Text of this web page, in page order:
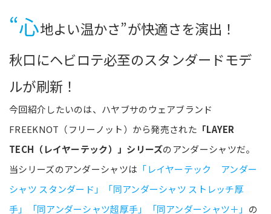
“心地よい温かさ”が快適さを演出！
秋口にヘビロテ必至のスタンダードモデ
ルが刷新！
今回紹介したいのは、ハヤブサのウェアブランド
FREEKNOT（フリーノット）から発売された 「LAYER
TECH（レイヤーテック）」シリーズのアンダーシャツだ。
当シリーズのアンダーシャツは 「レイヤーテック アンダー
シャツ スタンダード」「同アンダーシャツ ストレッチ厚
手」「同アンダーシャツ超厚手」「同アンダーシャツ＋」 の